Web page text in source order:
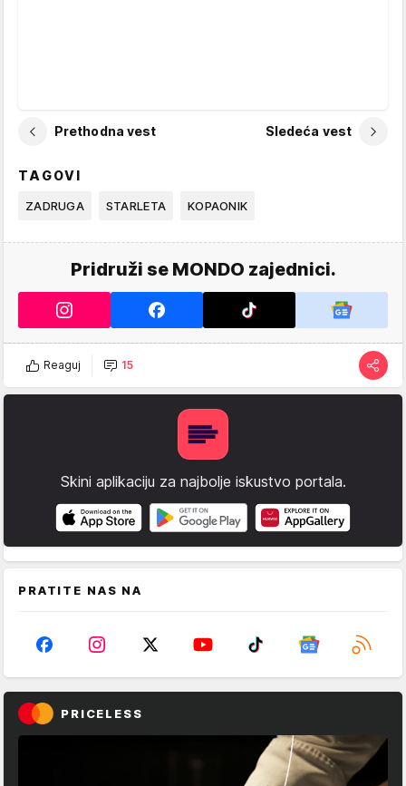
Prethodna vest Sledeća vest
TAGOVI
ZADRUGA STARLETA KOPAONIK
Pridruži se MONDO zajednici.
Reaguj 15
Skini aplikaciju za najbolje iskustvo portala.
PRATITE NAS NA
PRICELESS